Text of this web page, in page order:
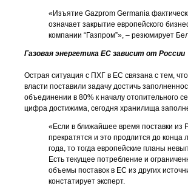
«Изъятие Gazprom Germania
означает закрытие европейского
компании “Газпром”», – резюмирует
Газовая энергетика ЕС зависит от России
Острая ситуация с ПХГ в ЕС связана с тем,
власти поставили задачу достичь
объединении в 80% к началу отопительного
цифра достижима, сегодня хранилища
«Если в ближайшее время поставки из
прекратятся и это продлится до конца
года, то тогда европейские планы
Есть текущее потребление и
объемы поставок в ЕС из других
констатирует эксперт.